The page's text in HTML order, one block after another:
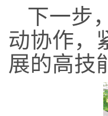
下一步
动协作，
展的高技